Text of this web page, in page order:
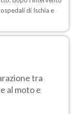
di Ischia e
tra
al moto e